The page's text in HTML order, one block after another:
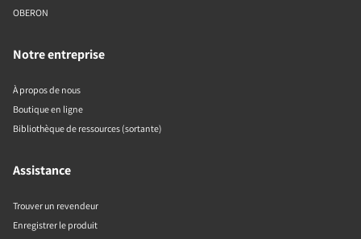
OBERON
Notre entreprise
À propos de nous
Boutique en ligne
Bibliothèque de ressources (sortante)
Assistance
Trouver un revendeur
Enregistrer le produit